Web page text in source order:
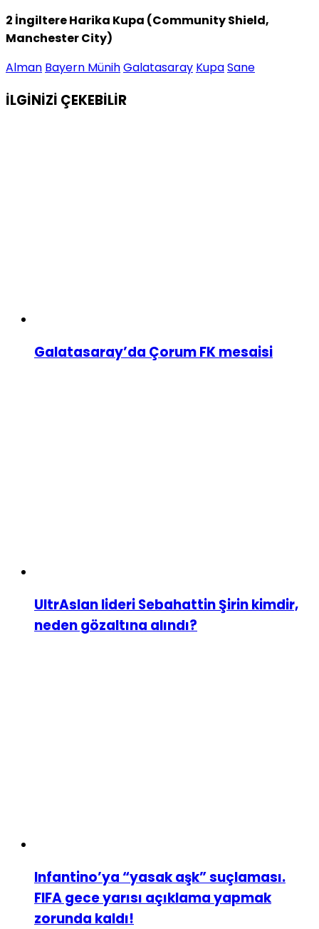
2 İngiltere Harika Kupa (Community Shield,
Manchester City)
Alman Bayern MünihGalatasaray KupaSane
İLGİNİZİ ÇEKEBİLİR
Galatasaray’da Çorum FK mesaisi
UltrAslan lideri Sebahattin Şirin kimdir,
neden gözaltına alındı?
Infantino’ya “yasak aşk” suçlaması.
FIFA gece yarısı açıklama yapmak
zorunda kaldı!